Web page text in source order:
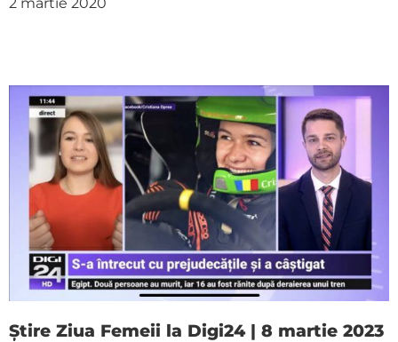
Știre Ziua Femeii la Digi24 | 8 martie 2023